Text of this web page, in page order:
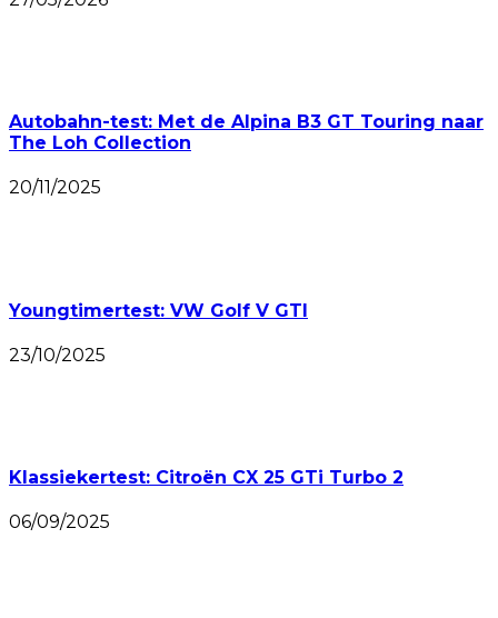
Autobahn-test: Met de Alpina B3 GT Touring naar
The Loh Collection
20/11/2025
Youngtimertest: VW Golf V GTI
23/10/2025
Klassiekertest: Citroën CX 25 GTi Turbo 2
06/09/2025